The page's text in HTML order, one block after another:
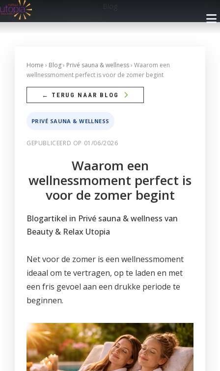
INFO
Openingsuren
Cadeaubon
Blog
Contact
BEHANDELINGEN
Voeten
Wenkbrauwen
Prijslijst
ARRANGEMENTEN
Met Privé Sauna
PRIVÉ SAUNA
Privé Wellness 1
Faciliteiten
Foto's
Privé Wellness 2
Prijzen
Reserveren
Arrangementen
Huisregels
Reservatie met Cadeaubon
Privé Wellness met Massage
Reserveren
Cadeaubon
Producten
PROMO'S
Blog
Home › Blog› Privé sauna & wellness› Waarom een
wellnessmoment perfect is voor de zomer begint
← TERUG NAAR BLOG
PRIVÉ SAUNA & WELLNESS
GEPUBLICEERD OP 01/06/2026
Waarom een
wellnessmoment perfect is
voor de zomer begint
Blogartikel in Privé sauna & wellness van
Beauty & Relax Utopia
Net voor de zomer is een wellnessmoment
ideaal om te vertragen, op te laden en met
een fris gevoel aan een drukke periode te
beginnen.